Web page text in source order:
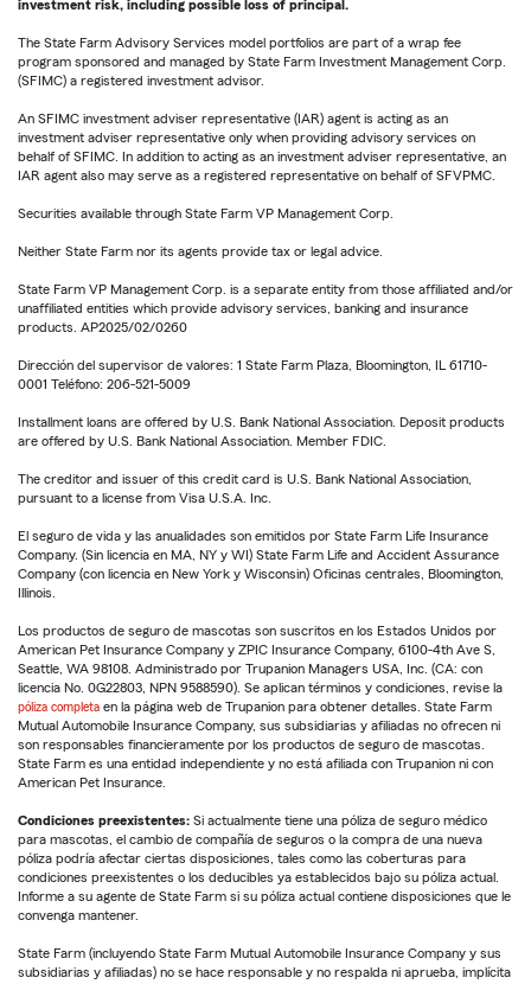
investment risk, including possible loss of principal.
The State Farm Advisory Services model portfolios are part of a wrap fee
program sponsored and managed by State Farm Investment Management Corp.
(SFIMC) a registered investment advisor.
An SFIMC investment adviser representative (IAR) agent is acting as an
investment adviser representative only when providing advisory services on
behalf of SFIMC. In addition to acting as an investment adviser representative, an
IAR agent also may serve as a registered representative on behalf of SFVPMC.
Securities available through State Farm VP Management Corp.
Neither State Farm nor its agents provide tax or legal advice.
State Farm VP Management Corp. is a separate entity from those affiliated and/or
unaffiliated entities which provide advisory services, banking and insurance
products. AP2025/02/0260
Dirección del supervisor de valores: 1 State Farm Plaza, Bloomington, IL 61710-
0001 Teléfono: 206-521-5009
Installment loans are offered by U.S. Bank National Association. Deposit products
are offered by U.S. Bank National Association. Member FDIC.
The creditor and issuer of this credit card is U.S. Bank National Association,
pursuant to a license from Visa U.S.A. Inc.
El seguro de vida y las anualidades son emitidos por State Farm Life Insurance
Company. (Sin licencia en MA, NY y WI) State Farm Life and Accident Assurance
Company (con licencia en New York y Wisconsin) Oficinas centrales, Bloomington,
Illinois.
Los productos de seguro de mascotas son suscritos en los Estados Unidos por
American Pet Insurance Company y ZPIC Insurance Company, 6100-4th Ave S,
Seattle, WA 98108. Administrado por Trupanion Managers USA, Inc. (CA: con
licencia No. 0G22803, NPN 9588590). Se aplican términos y condiciones, revise la
póliza completa en la página web de Trupanion para obtener detalles. State Farm
Mutual Automobile Insurance Company, sus subsidiarias y afiliadas no ofrecen ni
son responsables financieramente por los productos de seguro de mascotas.
State Farm es una entidad independiente y no está afiliada con Trupanion ni con
American Pet Insurance.
Condiciones preexistentes: Si actualmente tiene una póliza de seguro médico
para mascotas, el cambio de compañía de seguros o la compra de una nueva
póliza podría afectar ciertas disposiciones, tales como las coberturas para
condiciones preexistentes o los deducibles ya establecidos bajo su póliza actual.
Informe a su agente de State Farm si su póliza actual contiene disposiciones que le
convenga mantener.
State Farm (incluyendo State Farm Mutual Automobile Insurance Company y sus
subsidiarias y afiliadas) no se hace responsable y no respalda ni aprueba, implícita